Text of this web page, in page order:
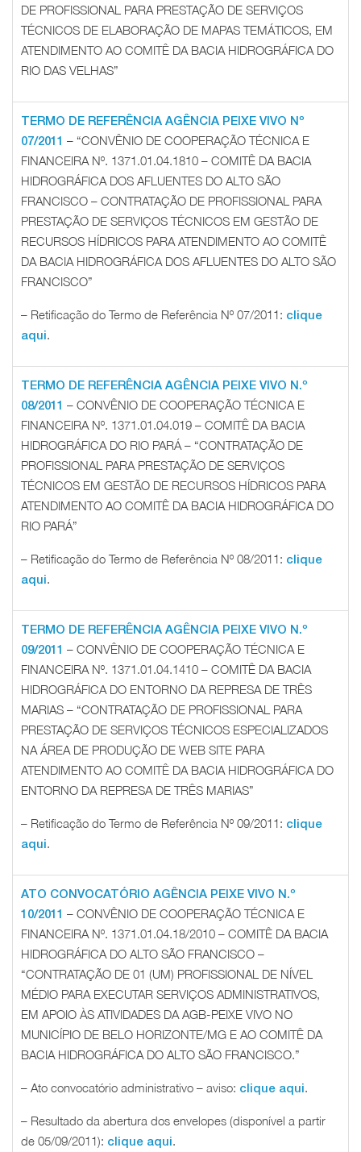
DE PROFISSIONAL PARA PRESTAÇÃO DE SERVIÇOS
TÉCNICOS DE ELABORAÇÃO DE MAPAS TEMÁTICOS, EM
ATENDIMENTO AO COMITÊ DA BACIA HIDROGRÁFICA DO
RIO DAS VELHAS”
TERMO DE REFERÊNCIA AGÊNCIA PEIXE VIVO Nº
07/2011 – “CONVÊNIO DE COOPERAÇÃO TÉCNICA E
FINANCEIRA Nº. 1371.01.04.1810 – COMITÊ DA BACIA
HIDROGRÁFICA DOS AFLUENTES DO ALTO SÃO
FRANCISCO – CONTRATAÇÃO DE PROFISSIONAL PARA
PRESTAÇÃO DE SERVIÇOS TÉCNICOS EM GESTÃO DE
RECURSOS HÍDRICOS PARA ATENDIMENTO AO COMITÊ
DA BACIA HIDROGRÁFICA DOS AFLUENTES DO ALTO SÃO
FRANCISCO”
– Retificação do Termo de Referência Nº 07/2011: clique
aqui.
TERMO DE REFERÊNCIA AGÊNCIA PEIXE VIVO N.º
08/2011 – CONVÊNIO DE COOPERAÇÃO TÉCNICA E
FINANCEIRA Nº. 1371.01.04.019 – COMITÊ DA BACIA
HIDROGRÁFICA DO RIO PARÁ – “CONTRATAÇÃO DE
PROFISSIONAL PARA PRESTAÇÃO DE SERVIÇOS
TÉCNICOS EM GESTÃO DE RECURSOS HÍDRICOS PARA
ATENDIMENTO AO COMITÊ DA BACIA HIDROGRÁFICA DO
RIO PARÁ”
– Retificação do Termo de Referência Nº 08/2011: clique
aqui.
TERMO DE REFERÊNCIA AGÊNCIA PEIXE VIVO N.º
09/2011 – CONVÊNIO DE COOPERAÇÃO TÉCNICA E
FINANCEIRA Nº. 1371.01.04.1410 – COMITÊ DA BACIA
HIDROGRÁFICA DO ENTORNO DA REPRESA DE TRÊS
MARIAS – “CONTRATAÇÃO DE PROFISSIONAL PARA
PRESTAÇÃO DE SERVIÇOS TÉCNICOS ESPECIALIZADOS
NA ÁREA DE PRODUÇÃO DE WEB SITE PARA
ATENDIMENTO AO COMITÊ DA BACIA HIDROGRÁFICA DO
ENTORNO DA REPRESA DE TRÊS MARIAS”
– Retificação do Termo de Referência Nº 09/2011: clique
aqui.
ATO CONVOCATÓRIO AGÊNCIA PEIXE VIVO N.º
10/2011 – CONVÊNIO DE COOPERAÇÃO TÉCNICA E
FINANCEIRA Nº. 1371.01.04.18/2010 – COMITÊ DA BACIA
HIDROGRÁFICA DO ALTO SÃO FRANCISCO –
“CONTRATAÇÃO DE 01 (UM) PROFISSIONAL DE NÍVEL
MÉDIO PARA EXECUTAR SERVIÇOS ADMINISTRATIVOS,
EM APOIO ÀS ATIVIDADES DA AGB-PEIXE VIVO NO
MUNICÍPIO DE BELO HORIZONTE/MG E AO COMITÊ DA
BACIA HIDROGRÁFICA DO ALTO SÃO FRANCISCO.”
– Ato convocatório administrativo – aviso: clique aqui.
– Resultado da abertura dos envelopes (disponível a partir
de 05/09/2011): clique aqui.